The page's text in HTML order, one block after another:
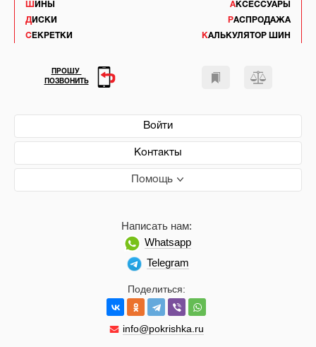
ШИНЫ
ДИСКИ
СЕКРЕТКИ
АКСЕССУАРЫ
РАСПРОДАЖА
КАЛЬКУЛЯТОР ШИН
Войти
Контакты
Помощь
Поделиться:
info@pokrishka.ru
Написать нам:
Whatsapp
Telegram
ПРОШУ
ПОЗВОНИТЬ